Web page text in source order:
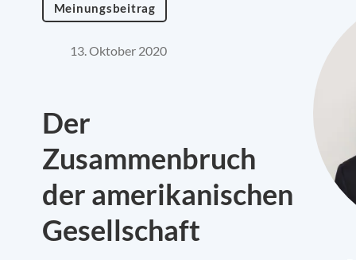
Meinungsbeitrag
13. Oktober 2020
Der
Zusammenbruch
der amerikanischen
Gesellschaft